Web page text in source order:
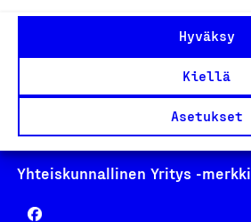
Hyväksy
Kiellä
Asetukset
Yhteiskunnallinen Yritys -merkki